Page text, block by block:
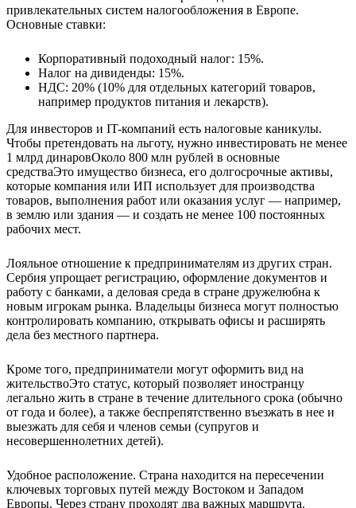
привлекательных систем налогообложения в Европе.
Основные ставки:
Корпоративный подоходный налог: 15%.
Налог на дивиденды: 15%.
НДС: 20% (10% для отдельных категорий товаров,
например продуктов питания и лекарств).
Для инвесторов и IT-компаний есть налоговые каникулы.
Чтобы претендовать на льготу, нужно инвестировать не менее
1 млрд динаровОколо 800 млн рублей в основные
средстваЭто имущество бизнеса, его долгосрочные активы,
которые компания или ИП использует для производства
товаров, выполнения работ или оказания услуг — например,
в землю или здания — и создать не менее 100 постоянных
рабочих мест.
Лояльное отношение к предпринимателям из других стран.
Сербия упрощает регистрацию, оформление документов и
работу с банками, а деловая среда в стране дружелюбна к
новым игрокам рынка. Владельцы бизнеса могут полностью
контролировать компанию, открывать офисы и расширять
дела без местного партнера.
Кроме того, предприниматели могут оформить вид на
жительствоЭто статус, который позволяет иностранцу
легально жить в стране в течение длительного срока (обычно
от года и более), а также беспрепятственно въезжать в нее и
выезжать для себя и членов семьи (супругов и
несовершеннолетних детей).
Удобное расположение. Страна находится на пересечении
ключевых торговых путей между Востоком и Западом
Европы. Через страну проходят два важных маршрута.